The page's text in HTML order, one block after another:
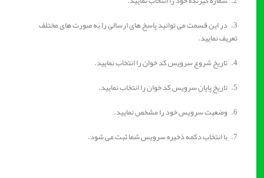
3. در این قسمت می توانید پاسخ های ارسالی را به صورت های مختلف
تعریف نمایید.